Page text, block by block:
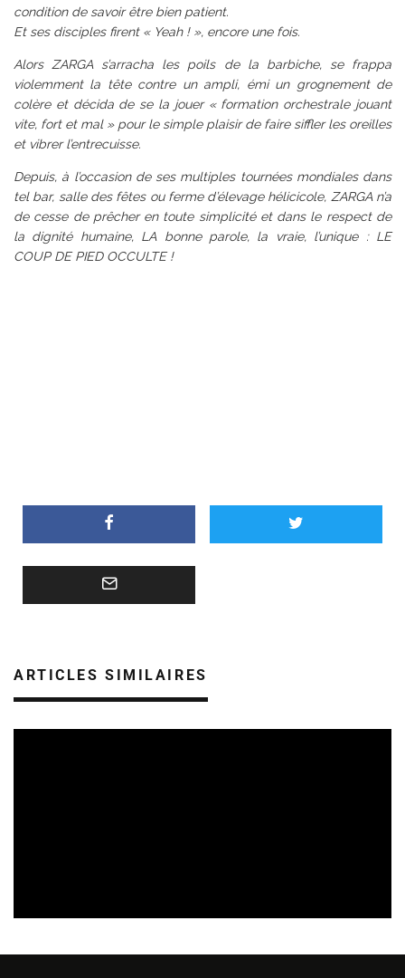
condition de savoir être bien patient.
Et ses disciples firent « Yeah ! », encore une fois.
Alors ZARGA s’arracha les poils de la barbiche, se frappa
violemment la tête contre un ampli, émi un grognement de
colère et décida de se la jouer « formation orchestrale jouant
vite, fort et mal » pour le simple plaisir de faire siffler les oreilles
et vibrer l’entrecuisse.
Depuis, à l’occasion de ses multiples tournées mondiales dans
tel bar, salle des fêtes ou ferme d’élevage hélicicole, ZARGA n’a
de cesse de prêcher en toute simplicité et dans le respect de
la dignité humaine, LA bonne parole, la vraie, l’unique : LE
COUP DE PIED OCCULTE !
ARTICLES SIMILAIRES